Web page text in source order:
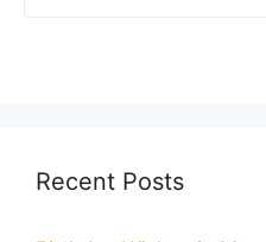
Recent Posts